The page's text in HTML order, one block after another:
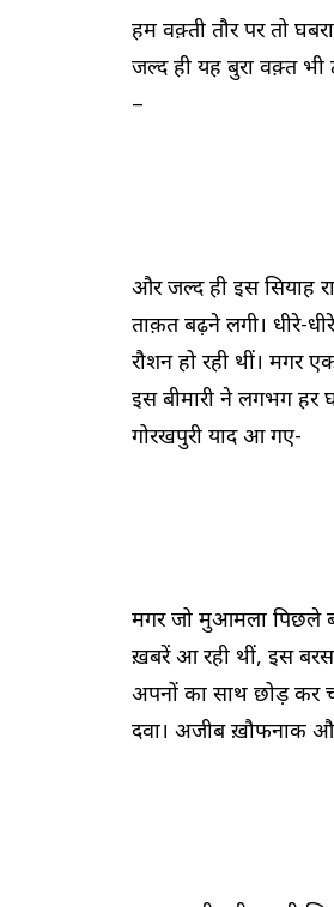
हम वक़्ती तौर पर तो
जल्द ही यह बुरा वक़्त भी
–
और जल्द ही इस सियाह
ताक़त बढ़ने लगी। धीरे-
रौशन हो रही थीं। मगर
इस बीमारी ने लगभग हर
गोरखपुरी याद आ गए-
मगर जो मुआमला पिछले
ख़बरें आ रही थीं, इस
अपनों का साथ छोड़ कर
दवा। अजीब ख़ौफनाक